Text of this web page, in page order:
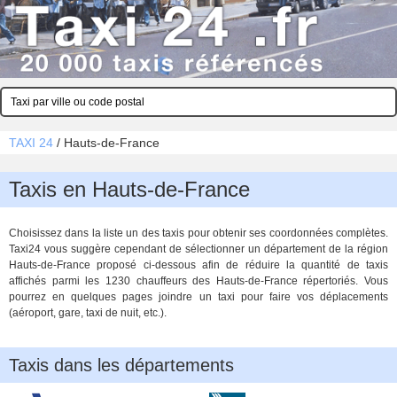
TAXI 24 / Hauts-de-France
Taxis en Hauts-de-France
Choisissez dans la liste un des taxis pour obtenir ses coordonnées complètes.
Taxi24 vous suggère cependant de sélectionner un département de la région
Hauts-de-France proposé ci-dessous afin de réduire la quantité de taxis
affichés parmi les 1230 chauffeurs des Hauts-de-France répertoriés. Vous
pourrez en quelques pages joindre un taxi pour faire vos déplacements
(aéroport, gare, taxi de nuit, etc.).
Taxis dans les départements